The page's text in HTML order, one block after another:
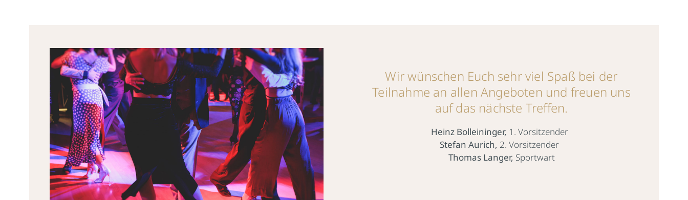
Wir wünschen Euch sehr viel Spaß bei der
Teilnahme an allen Angeboten und freuen uns
auf das nächste Treffen.
Heinz Bolleininger, 1. Vorsitzender
Stefan Aurich, 2. Vorsitzender
Thomas Langer, Sportwart